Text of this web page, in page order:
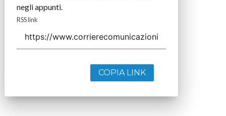
negli appunti.
RSS link
COPIA LINK